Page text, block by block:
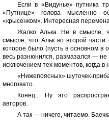
Если в «Видунье» путника
«Путнице» голова мысленно
«крысенком». Интересная перемена.
Жалко Алька. Не в смысле,
смысле, что Альк во второй
которое было (пусть в основном в
весь разнюнился, размазался —
исключением тех моментов, когда в
«Нижепоясных» шуточек-
многовато.
Конец... Ну это
авторов.
А так — ничего, читаемо.